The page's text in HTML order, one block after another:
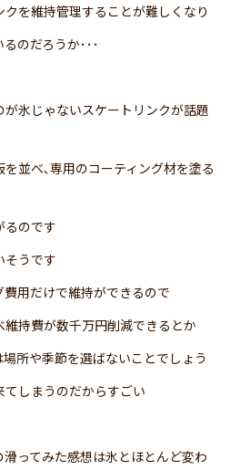
を維持管理することが難しくなり
のだろうか･･･
氷じゃないスケートリンクが話題
並べ､専用のコーティング材を塗る
るのです
そうです
用だけで維持ができるので
持費が数千万円削減できるとか
所や季節を選ばないことでしょう
しまうのだからすごい
ってみた感想は氷とほとんど変わ